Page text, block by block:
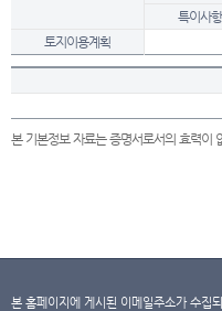
특이사항
토지이용계획
본 기본정보 자료는 증명서로서의 효력이
본 홈페이지에 게시된 이메일주소가 수집